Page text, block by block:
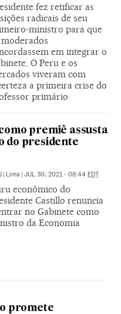
fez retificar as
radicais de seu
ministro para que
em integrar o
O Peru e os
viveram com
a primeira crise do
primário
premiê assusta
do presidente
| Lima | JUL 30, 2021 - 08:44 EDT
econômico do
Castillo renuncia
no Gabinete como
da Economia
promete